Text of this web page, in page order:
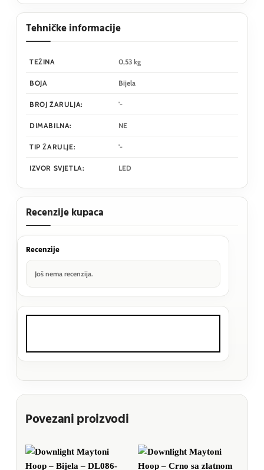
Tehničke informacije
TEŽINA 0,53 kg
BOJA Bijela
BROJ ŽARULJA: '-
DIMABILNA: NE
TIP ŽARULJE: '-
IZVOR SVJETLA: LED
Recenzije kupaca
Recenzije
Još nema recenzija.
Povezani proizvodi